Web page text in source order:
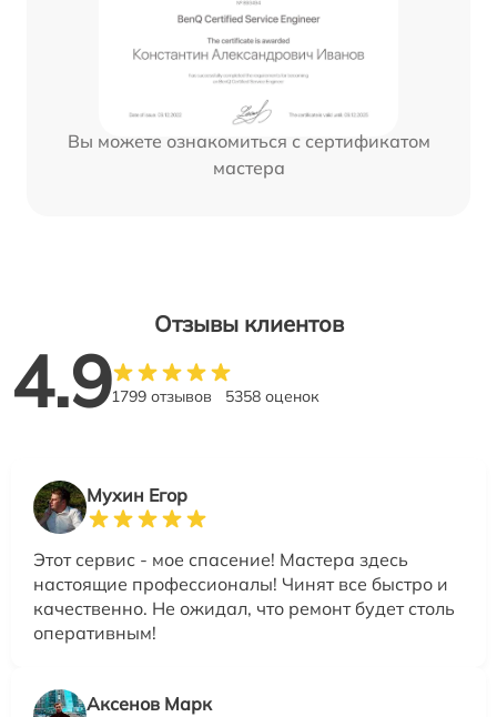
Вы можете ознакомиться с сертификатом
мастера
Отзывы клиентов
4.91799 отзывов 5358 оценок
Мухин Егор
Этот сервис - мое спасение! Мастера здесь
настоящие профессионалы! Чинят все быстро и
качественно. Не ожидал, что ремонт будет столь
оперативным!
Аксенов Марк